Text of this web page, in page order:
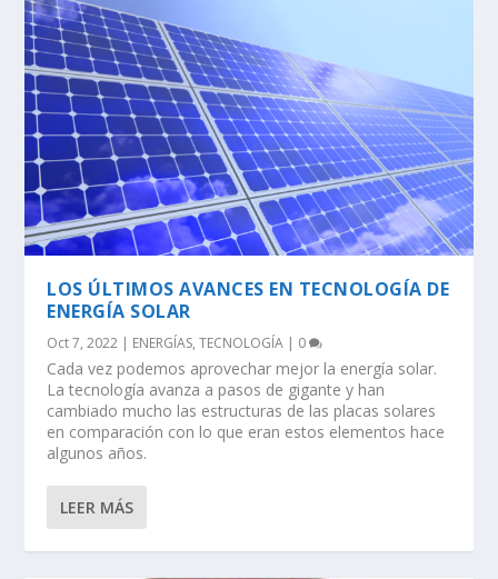
LOS ÚLTIMOS AVANCES EN TECNOLOGÍA DE
ENERGÍA SOLAR
Oct 7, 2022 | ENERGÍAS,TECNOLOGÍA | 0
Cada vez podemos aprovechar mejor la energía solar.
La tecnología avanza a pasos de gigante y han
cambiado mucho las estructuras de las placas solares
en comparación con lo que eran estos elementos hace
algunos años.
LEER MÁS